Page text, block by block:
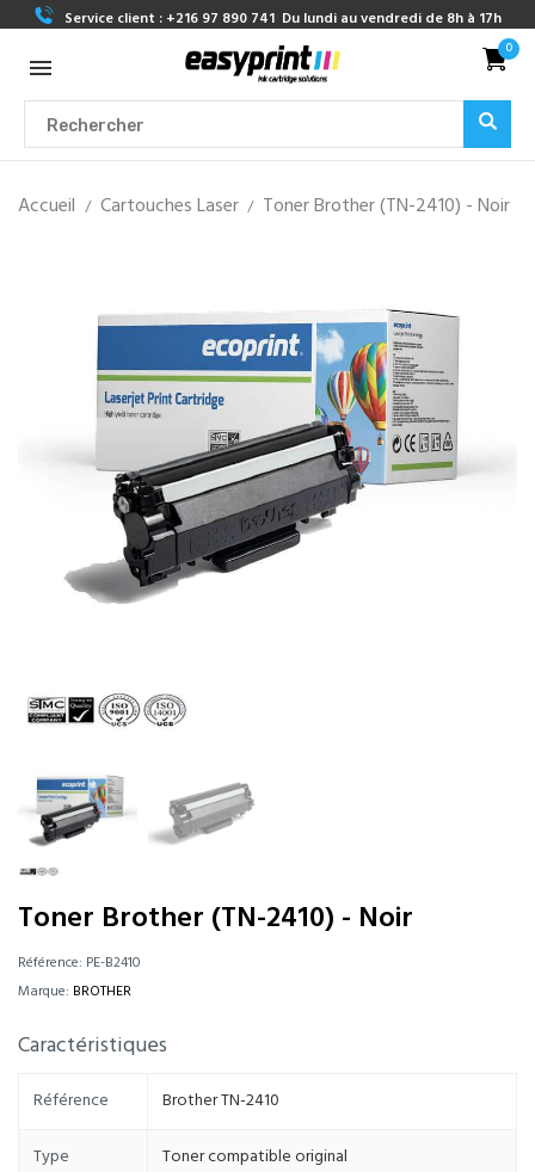
Service client : +216 97 890 741 Du lundi au vendredi de 8h à 17h
0
Accueil Cartouches Laser Toner Brother (TN-2410) - Noir
Toner Brother (TN-2410) - Noir
Référence: PE-B2410
Marque: BROTHER
Caractéristiques
Référence Brother TN-2410
Type Toner compatible original